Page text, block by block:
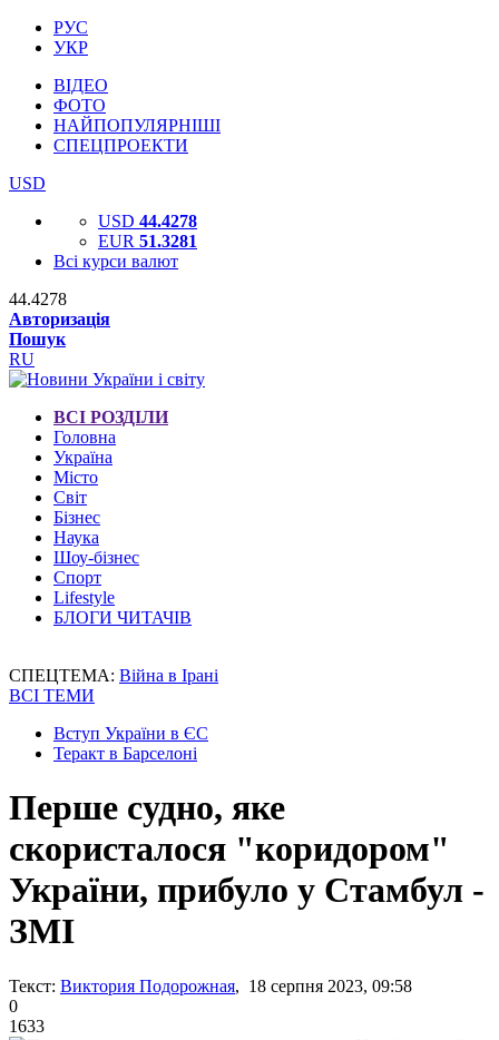
РУС
УКР
ВІДЕО
ФОТО
НАЙПОПУЛЯРНІШІ
СПЕЦПРОЕКТИ
USD
USD 44.4278
EUR 51.3281
Всі курси валют
44.4278
Авторизація
Пошук
RU
ВСІ РОЗДІЛИ
Головна
Україна
Місто
Світ
Бізнес
Наука
Шоу-бізнес
Спорт
Lifestyle
БЛОГИ ЧИТАЧІВ
СПЕЦТЕМА: Війна в Ірані
ВСІ ТЕМИ
Вступ України в ЄС
Теракт в Барселоні
Перше судно, яке
скористалося "коридором"
України, прибуло у Стамбул -
ЗМІ
Текст: Виктория Подорожная, 18 серпня 2023, 09:58
0
1633